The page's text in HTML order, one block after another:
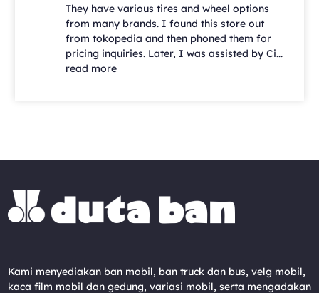
They have various tires and wheel options
from many brands. I found this store out
from tokopedia and then phoned them for
pricing inquiries. Later, I was assisted by Ci...
read more
Kami menyediakan ban mobil, ban truck dan bus, velg mobil,
kaca film mobil dan gedung, variasi mobil, serta mengadakan